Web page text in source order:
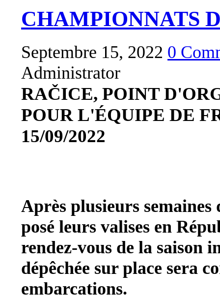
CHAMPIONNATS
Septembre 15, 2022 0
Administrator
RAČICE, POINT
POUR L'ÉQUIPE DE
15/09/2022
Après plusieurs
posé leurs valises en
rendez-vous de la saison
dépêchée sur place sera
embarcations.